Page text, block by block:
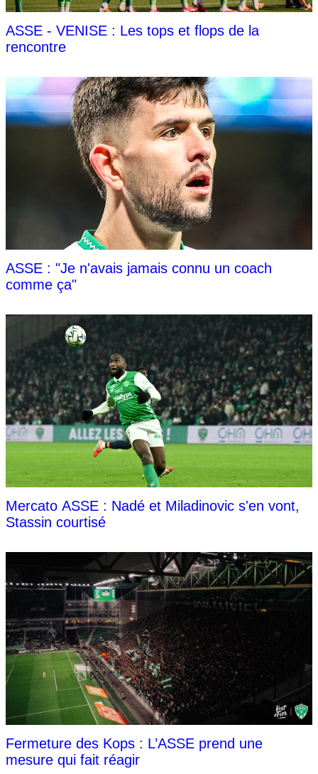
ASSE - VENISE : Les tops et flops de la
rencontre
ASSE : "Je n'avais jamais connu un coach
comme ça"
Mercato ASSE : Nadé et Miladinovic s'en vont,
Stassin courtisé
Fermeture des Kops : L’ASSE prend une
mesure qui fait réagir